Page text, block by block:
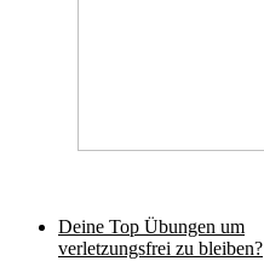
Deine Top Übungen um
verletzungsfrei zu bleiben?